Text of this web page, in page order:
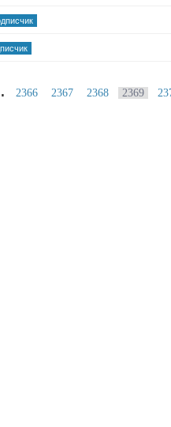
2366 2367 2368 2369